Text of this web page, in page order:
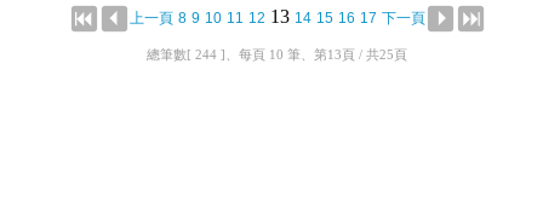
上一頁 8 9 10 11 12 13 14 15 16 17 下一頁
總筆數[ 244 ]、每頁 10 筆、第13頁 / 共25頁